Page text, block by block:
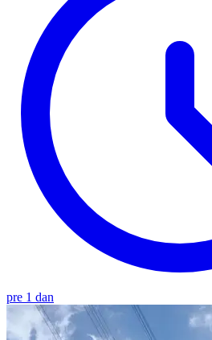
pre 1 dan